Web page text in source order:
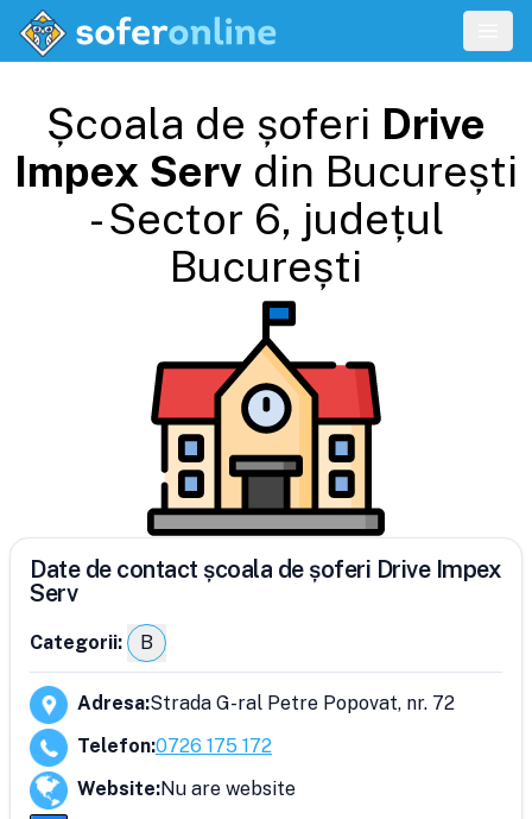
Școala de șoferi Drive
Impex Serv din București
- Sector 6, județul
București
Date de contact școala de șoferi Drive Impex
Serv
Categorii: B
Adresa:Strada G-ral Petre Popovat, nr. 72
Telefon:0726 175 172
Website:Nu are website